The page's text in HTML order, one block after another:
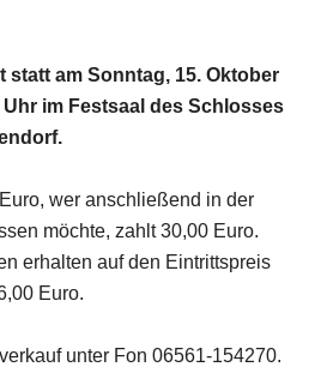
statt am Sonntag, 15. Oktober
Uhr im Festsaal des Schlosses
wer anschließend in der
möchte, zahlt 30,00 Euro.
erhalten auf den Eintrittspreis
Euro.
unter Fon 06561-154270.